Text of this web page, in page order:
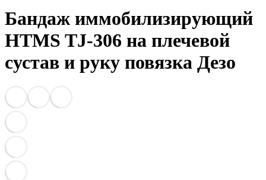
Бандаж иммобилизирующий
HTMS TJ-306 на плечевой
сустав и руку повязка Дезо